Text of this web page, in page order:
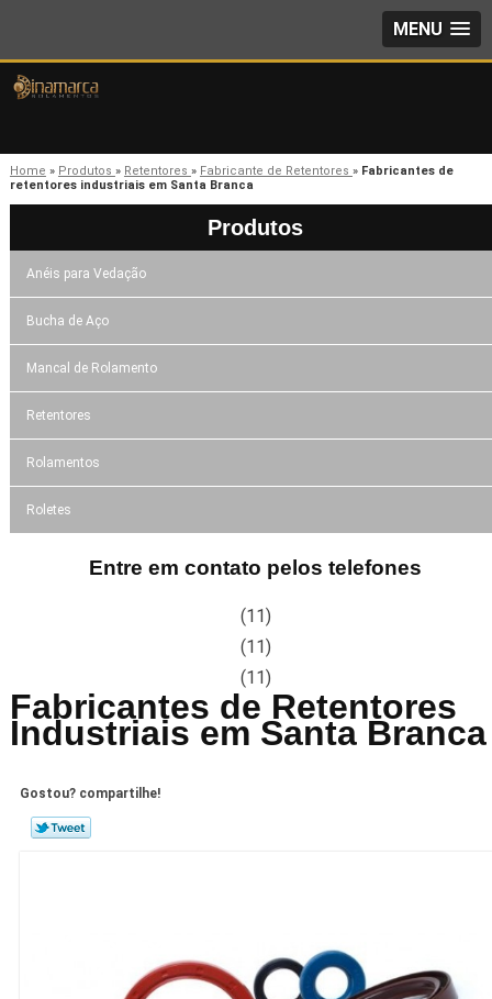
MENU
Home » Produtos » Retentores » Fabricante de Retentores » Fabricantes de
retentores industriais em Santa Branca
Produtos
Anéis para Vedação
Bucha de Aço
Mancal de Rolamento
Retentores
Rolamentos
Roletes
Entre em contato pelos telefones
(11)
(11)
(11)
Fabricantes de Retentores
Industriais em Santa Branca
Gostou? compartilhe!